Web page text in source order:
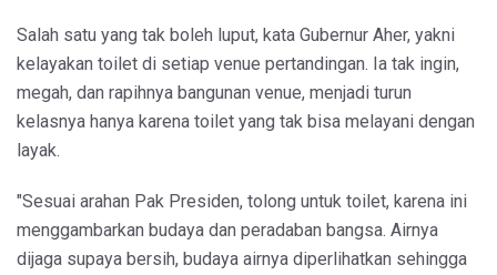
Salah satu yang tak boleh luput, kata Gubernur Aher, yakni
kelayakan toilet di setiap venue pertandingan. Ia tak ingin,
megah, dan rapihnya bangunan venue, menjadi turun
kelasnya hanya karena toilet yang tak bisa melayani dengan
layak.
"Sesuai arahan Pak Presiden, tolong untuk toilet, karena ini
menggambarkan budaya dan peradaban bangsa. Airnya
dijaga supaya bersih, budaya airnya diperlihatkan sehingga